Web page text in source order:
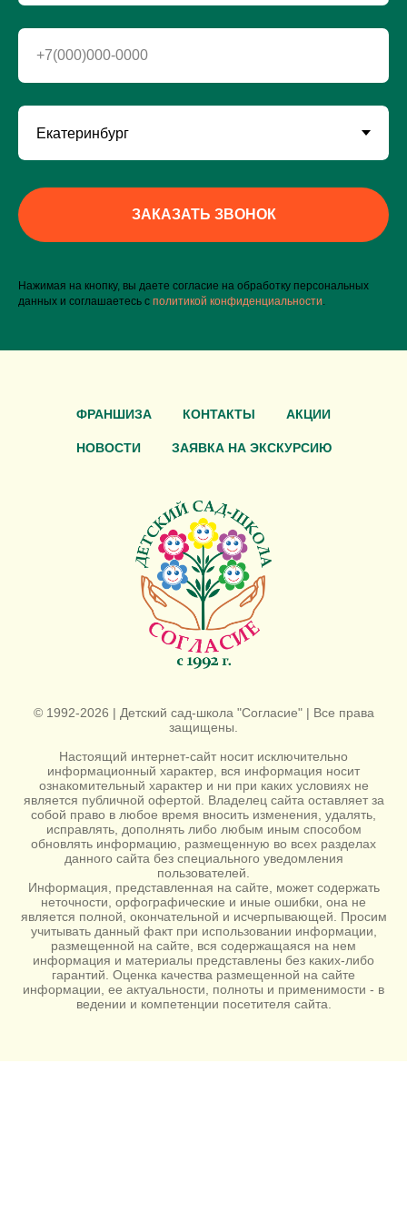
+7(000)000-0000
ЗАКАЗАТЬ ЗВОНОК
Нажимая на кнопку, вы даете согласие на обработку персональных
данных и соглашаетесь c политикой конфиденциальности
ФРАНШИЗА КОНТАКТЫ АКЦИИ
НОВОСТИ ЗАЯВКА НА ЭКСКУРСИЮ
© 1992-2026 | Детский сад-школа "Согласие" | Все права
защищены.
Настоящий интернет-сайт носит исключительно
информационный характер, вся информация носит
ознакомительный характер и ни при каких условиях не
является публичной офертой. Владелец сайта оставляет за
собой право в любое время вносить изменения, удалять,
исправлять, дополнять либо любым иным способом
обновлять информацию, размещенную во всех разделах
данного сайта без специального уведомления
пользователей.
Информация, представленная на сайте, может содержать
неточности, орфографические и иные ошибки, она не
является полной, окончательной и исчерпывающей. Просим
учитывать данный факт при использовании информации,
размещенной на сайте, вся содержащаяся на нем
информация и материалы представлены без каких-либо
гарантий. Оценка качества размещенной на сайте
информации, ее актуальности, полноты и применимости - в
ведении и компетенции посетителя сайта.